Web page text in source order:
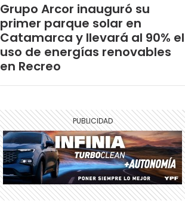
Grupo Arcor inauguró su
primer parque solar en
Catamarca y llevará al 90% el
uso de energías renovables
en Recreo